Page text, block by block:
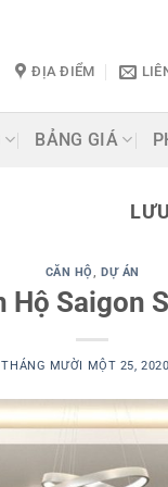
ĐỊA ĐIỂM
BẢNG GIÁ
CĂN HỘ, DỰ ÁN
Hộ Saigon
THÁNG MƯỜI MỘT 25, 2020